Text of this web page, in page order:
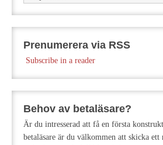
Prenumerera via RSS
Subscribe in a reader
Behov av betaläsare?
Är du intresserad att få en första
betaläsare är du välkommen att skicka